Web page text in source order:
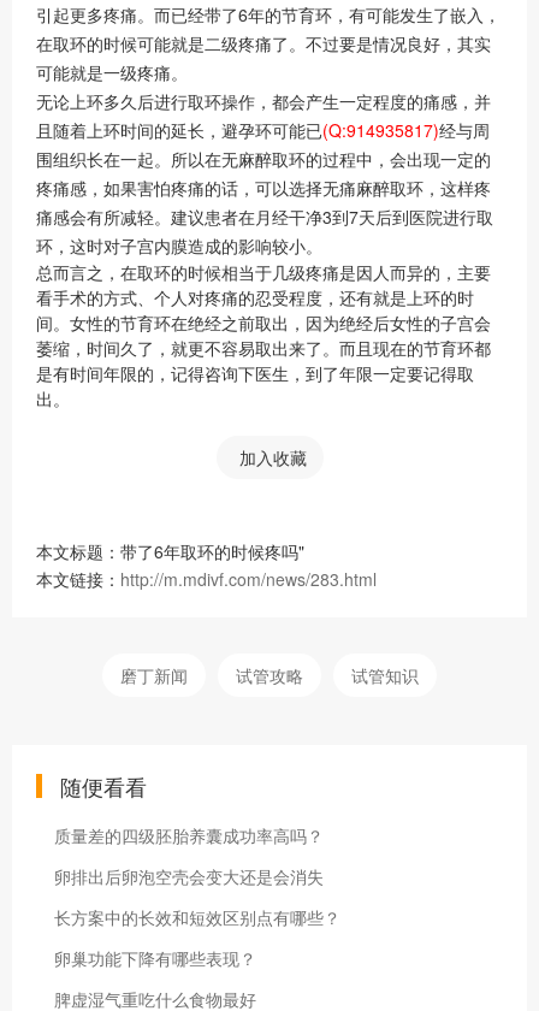
引起更多疼痛。而已经带了6年的节育环，有可能发生了嵌入，
在取环的时候可能就是二级疼痛了。不过要是情况良好，其实
可能就是一级疼痛。
无论上环多久后进行取环操作，都会产生一定程度的痛感，并
且随着上环时间的延长，避孕环可能已(Q:914935817)经与周
围组织长在一起。所以在无麻醉取环的过程中，会出现一定的
疼痛感，如果害怕疼痛的话，可以选择无痛麻醉取环，这样疼
痛感会有所减轻。建议患者在月经干净3到7天后到医院进行取
环，这时对子宫内膜造成的影响较小。
总而言之，在取环的时候相当于几级疼痛是因人而异的，主要
看手术的方式、个人对疼痛的忍受程度，还有就是上环的时
间。女性的节育环在绝经之前取出，因为绝经后女性的子宫会
萎缩，时间久了，就更不容易取出来了。而且现在的节育环都
是有时间年限的，记得咨询下医生，到了年限一定要记得取
出。
加入收藏
本文标题：带了6年取环的时候疼吗"
本文链接： http://m.mdivf.com/news/283.html
磨丁新闻 试管攻略 试管知识
随便看看
质量差的四级胚胎养囊成功率高吗？
卵排出后卵泡空壳会变大还是会消失
长方案中的长效和短效区别点有哪些？
卵巢功能下降有哪些表现？
脾虚湿气重吃什么食物最好